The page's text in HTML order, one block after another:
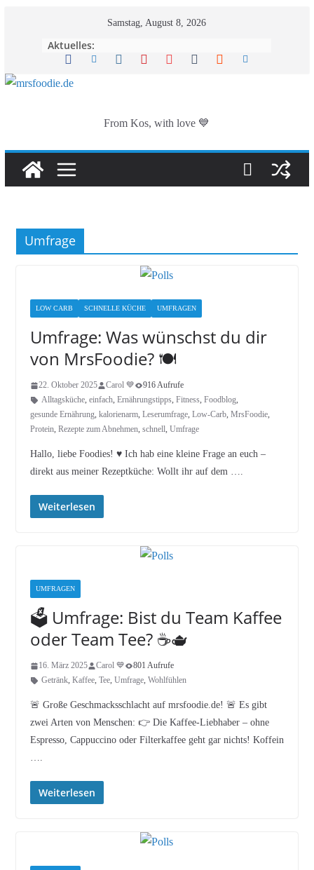
Samstag, August 8, 2026
Aktuelles:
From Kos, with love 💙
Umfrage
LOW CARB SCHNELLE KÜCHE UMFRAGEN
Umfrage: Was wünschst du dir
von MrsFoodie? 🍽️
22. Oktober 2025 Carol 💙
916 Aufrufe
Alltagsküche, einfach, Ernährungstipps, Fitness, Foodblog,
gesunde Ernährung, kalorienarm, Leserumfrage, Low-Carb, MrsFoodie,
Protein, Rezepte zum Abnehmen, schnell, Umfrage
Hallo, liebe Foodies! ♥︎ Ich hab eine kleine Frage an euch –
direkt aus meiner Rezeptküche: Wollt ihr auf dem ….
Weiterlesen
UMFRAGEN
🗳️ Umfrage: Bist du Team Kaffee
oder Team Tee? ☕🫖
16. März 2025 Carol 💙
801 Aufrufe
Getränk, Kaffee, Tee, Umfrage, Wohlfühlen
🚨 Große Geschmacksschlacht auf mrsfoodie.de! 🚨 Es gibt
zwei Arten von Menschen: 👉 Die Kaffee-Liebhaber – ohne
Espresso, Cappuccino oder Filterkaffee geht gar nichts! Koffein
….
Weiterlesen